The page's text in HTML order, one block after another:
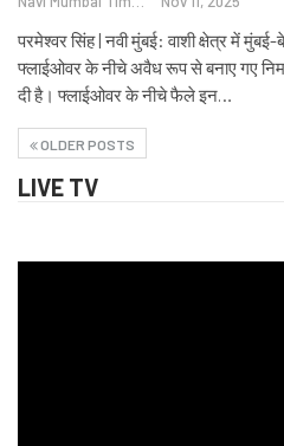
परमेश्वर सिंह | नवी मुंबई: वाशी क्षेत्र में मुंबई-
फ्लाईओवर के नीचे अवैध रूप से बनाए गए
दी है। फ्लाईओवर के नीचे फैले इन
OLDER POSTS
LIVE TV